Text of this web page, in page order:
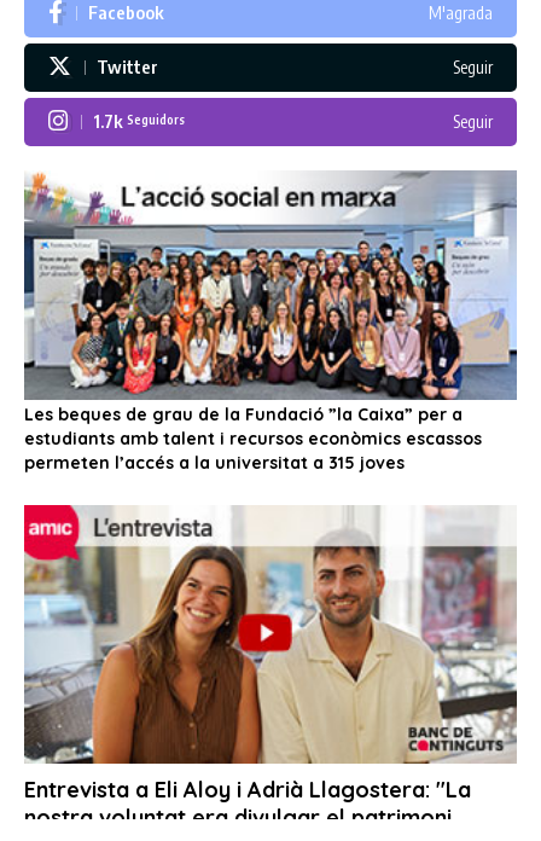
Facebook M'agrada
Twitter Seguir
1.7k Seguidors Seguir